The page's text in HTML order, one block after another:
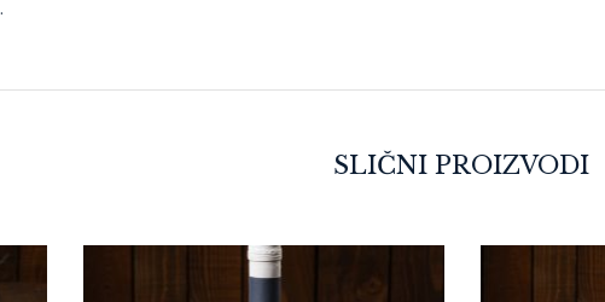
SLIČNI PROIZVODI